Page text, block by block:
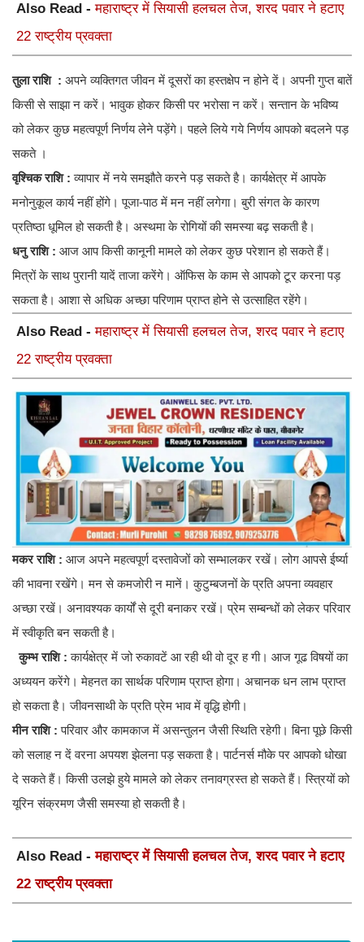
Also Read -महाराष्ट्र में सियासी हलचल तेज, शरद पवार ने हटाए
22 राष्ट्रीय प्रवक्ता
तुला राशि : अपने व्यक्तिगत जीवन में दूसरों का हस्तक्षेप न होने दें। अपनी गुप्त बातें
किसी से साझा न करें। भावुक होकर किसी पर भरोसा न करें। सन्तान के भविष्य
को लेकर कुछ महत्वपूर्ण निर्णय लेने पड़ेंगे। पहले लिये गये निर्णय आपको बदलने पड़
सकते ।
वृश्चिक राशि :व्यापार में नये समझौते करने पड़ सकते है। कार्यक्षेत्र में आपके
मनोनुकूल कार्य नहीं होंगे। पूजा-पाठ में मन नहीं लगेगा। बुरी संगत के कारण
प्रतिष्ठा धूमिल हो सकती है। अस्थमा के रोगियों की समस्या बढ़ सकती है।
धनु राशि : आज आप किसी कानूनी मामले को लेकर कुछ परेशान हो सकते हैं।
मित्रों के साथ पुरानी यादें ताजा करेंगे। ऑफिस के काम से आपको टूर करना पड़
सकता है। आशा से अधिक अच्छा परिणाम प्राप्त होने से उत्साहित रहेंगे।
Also Read -महाराष्ट्र में सियासी हलचल तेज, शरद पवार ने हटाए
22 राष्ट्रीय प्रवक्ता
मकर राशि : आज अपने महत्वपूर्ण दस्तावेजों को सम्भालकर रखें। लोग आपसे ईर्ष्या
की भावना रखेंगे। मन से कमजोरी न मानें। कुटुम्बजनों के प्रति अपना व्यवहार
अच्छा रखें। अनावश्यक कार्यों से दूरी बनाकर रखें। प्रेम सम्बन्धों को लेकर परिवार
में स्वीकृति बन सकती है।
कुम्भ राशि :कार्यक्षेत्र में जो रुकावटें आ रही थी वो दूर ह गी। आज गूढ विषयों का
अध्ययन करेंगे। मेहनत का सार्थक परिणाम प्राप्त होगा। अचानक धन लाभ प्राप्त
हो सकता है। जीवनसाथी के प्रति प्रेम भाव में वृद्धि होगी।
मीन राशि :परिवार और कामकाज में असन्तुलन जैसी स्थिति रहेगी। बिना पूछे किसी
को सलाह न दें वरना अपयश झेलना पड़ सकता है। पार्टनर्स मौके पर आपको धोखा
दे सकते हैं। किसी उलझे हुये मामले को लेकर तनावग्रस्त हो सकते हैं। स्त्रियों को
यूरिन संक्रमण जैसी समस्या हो सकती है।
Also Read -महाराष्ट्र में सियासी हलचल तेज, शरद पवार ने हटाए
22 राष्ट्रीय प्रवक्ता